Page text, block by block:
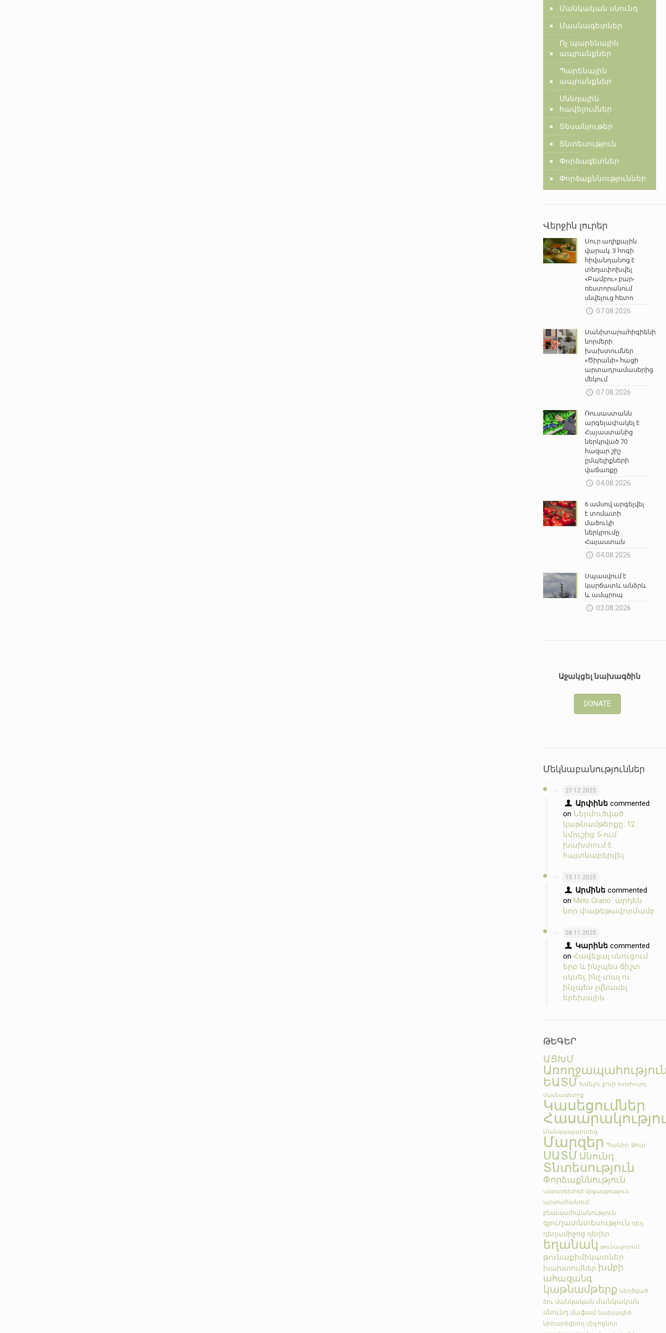
Մանկական սնունդ
Մասնագետներ
Ոչ պարենային
ապրանքներ
Պարենային
ապրանքներ
Սննդային
հավելումներ
Տեսանյութեր
Տնտեսություն
Փորձագետներ
Փորձաքննություններ
Վերջին լուրեր
Սուր աղիքային
վարակ. 3 հոգի
հիվանդանոց է
տեղափոխվել
«Բամբու» բար-
ռեստորանում
սնվելուց հետո
07.08.2026
Սանիտարահիգիենիկ
նորմերի
խախտումներ
«Ծիրանի» հացի
արտադրամասերից
մեկում
07.08.2026
Ռուսաստանն
արգելափակել է
Հայաստանից
ներկրված 70
հազար շիշ
ըմպելիքների
վաճառքը
04.08.2026
6 ամսով արգելվել
է տոմատի
մածուկի
ներկրումը
Հայաստան
04.08.2026
Սպասվում է
կարճատև անձրև
և ամպրոպ
03.08.2026
Աջակցել նախագծին
DONATE
Մեկնաբանություններ
27.12.2025
Արփինե commented
onՆերմուծված
կաթնամթերքը. 12
նմուշից 5-ում
խախտում է
հայտնաբերվել
15.11.2025
Արմինե commented
onMelo Grano՝ արդեն
նոր փաթեթավորմամբ
08.11.2025
Կարինե commented
onՀավելյալ սնուցում.
երբ և ինչպես ճիշտ
սկսել, ինչ տալ ու
ինչպես չվնասել
երեխային
ԹԵԳԵՐ
ԱՑԽՄ
ԵԱՏՄ Խմելու ջուր Խորհուրդ
մասնագետից
Կասեցումներ
Մանկապարտեզ
Մարզեր Պանիր Ջուր
ՍԱՏՄ Սնունդ
Տնտեսություն
Փորձաքննություն
անբարեխիղճ մրցակցություն
արտահանում
բնապահպանություն
գյուղատնտեսություն դեղ
դեղամիջոց դեղեր
եղանակ թունավորում
թունաքիմիկատներ
խախտումներ խմբի
ահազանգ
կաթնամթերք կեղծված
ձու մանկական մանկական
սնունդ մաֆամ նախագիծ
նիհարեցնող միջոցներ